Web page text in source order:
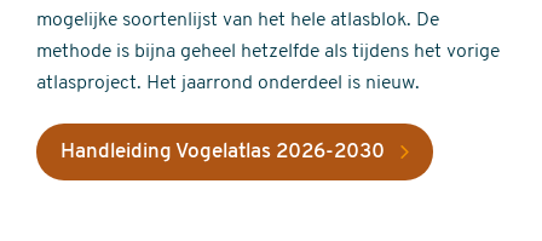
mogelijke soortenlijst van het hele atlasblok. De
methode is bijna geheel hetzelfde als tijdens het vorige
atlasproject. Het jaarrond onderdeel is nieuw.
Handleiding Vogelatlas 2026-2030